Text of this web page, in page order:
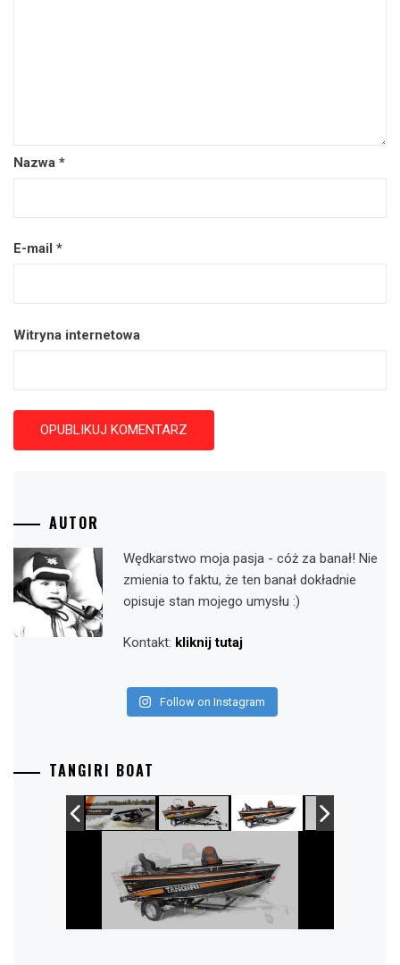
Nazwa *
E-mail *
Witryna internetowa
AUTOR
Wędkarstwo moja pasja - cóż za banał! Nie
zmienia to faktu, że ten banał dokładnie
opisuje stan mojego umysłu :)
Kontakt: kliknij tutaj
Follow on Instagram
TANGIRI BOAT